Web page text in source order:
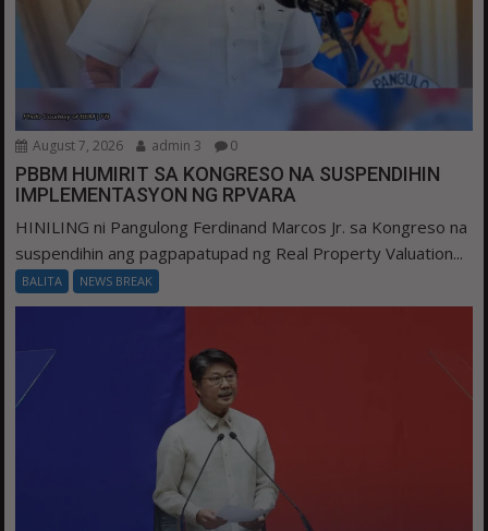
August 7, 2026 admin 3 0
PBBM HUMIRIT SA KONGRESO NA SUSPENDIHIN
IMPLEMENTASYON NG RPVARA
HINILING ni Pangulong Ferdinand Marcos Jr. sa Kongreso na
suspendihin ang pagpapatupad ng Real Property Valuation...
BALITA NEWS BREAK